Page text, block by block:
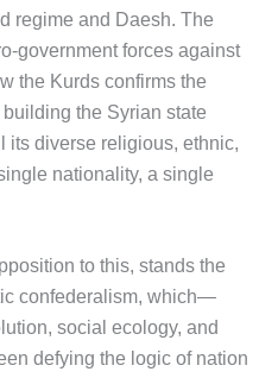
regime and Daesh. The
government forces against
the Kurds confirms the
the Syrian state
its diverse religious, ethnic,
nationality, a single
to this, stands the
confederalism, which—
social ecology, and
defying the logic of nation